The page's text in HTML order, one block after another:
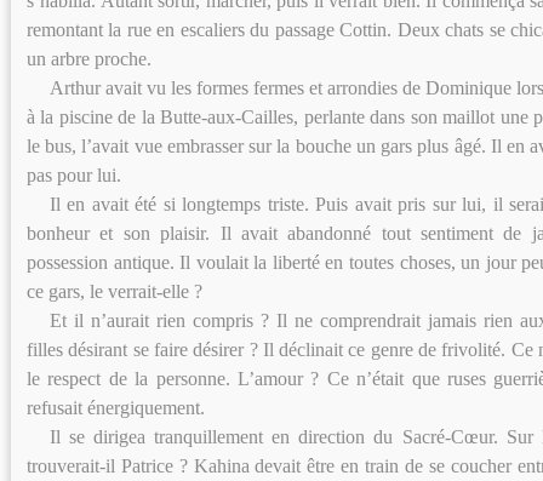
remontant la rue en escaliers du passage Cottin. Deux chats se
un arbre proche.
Arthur avait vu les formes fermes et arrondies de Dominique
à la piscine de la Butte-aux-Cailles, perlante dans son maillot une
le bus, l’avait vue embrasser sur la bouche un gars plus âgé. Il en
pas pour lui.
Il en avait été si longtemps triste. Puis avait pris sur lui, il
bonheur et son plaisir. Il avait abandonné tout sentiment de
possession antique. Il voulait la liberté en toutes choses, un jour
ce gars, le verrait-elle ?
Et il n’aurait rien compris ? Il ne comprendrait jamais rien
filles désirant se faire désirer ? Il déclinait ce genre de frivolité. Ce
le respect de la personne. L’amour ? Ce n’était que ruses
refusait énergiquement.
Il se dirigea tranquillement en direction du Sacré-Cœur. Sur
trouverait-il Patrice ? Kahina devait être en train de se coucher